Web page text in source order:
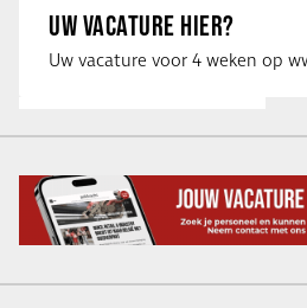
UW VACATURE HIER?